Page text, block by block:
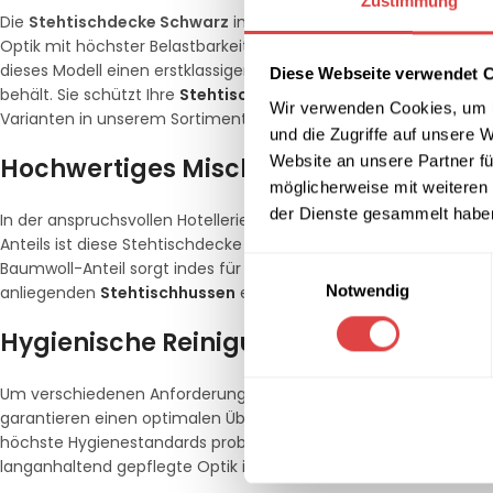
Diese Webseite verwendet
Wir verwenden Cookies,
und die Zugriffe auf unsere
Website an unsere Partner
möglicherweise mit
der Dienste gesammelt
Notwendig
Die Stehtischdecke Schwarz in tiefem Schwarz ist die ideale
Optik mit höchster Belastbarkeit kombinieren möchten. Durch
dieses Modell einen erstklassigen Fall und eine natürliche
behält. Sie schützt Ihre Stehtische
Varianten in unserem Sortiment unter Stehtischdecken.
Hochwertiges Mischgewebe für den
In der anspruchsvollen Hotellerie ist die Langlebigkeit der
Anteils ist diese Stehtischdecke besonders formstabil und
Baumwoll-Anteil sorgt indes für eine hochwertige Haptik, die
anliegenden Stehtischhussen ermöglicht dieses Modell einen
Hygienische Reinigung und zwei
Um verschiedenen Anforderungen gerecht zu werden, bieten
garantieren einen optimalen Überhang bei gängigen
höchste Hygienestandards problemlos eingehalten werden
langanhaltend gepflegte Optik in Ihrem Betrieb sicherstellt.